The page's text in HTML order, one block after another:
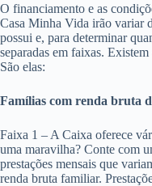
O financiamento e as
Casa Minha Vida irão variar
possui e, para determinar
separadas em faixas.
São elas:
Famílias com renda bruta
Faixa 1 – A Caixa oferece
uma maravilha? Conte com
prestações mensais que
renda bruta familiar.